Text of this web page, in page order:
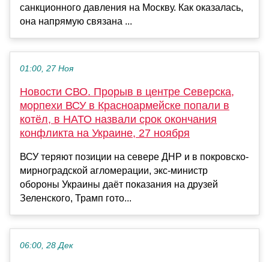
санкционного давления на Москву. Как оказалась,
она напрямую связана ...
01:00, 27 Ноя
Новости СВО. Прорыв в центре Северска,
морпехи ВСУ в Красноармейске попали в
котёл, в НАТО назвали срок окончания
конфликта на Украине, 27 ноября
ВСУ теряют позиции на севере ДНР и в покровско-
мирноградской агломерации, экс-министр
обороны Украины даёт показания на друзей
Зеленского, Трамп гото...
06:00, 28 Дек